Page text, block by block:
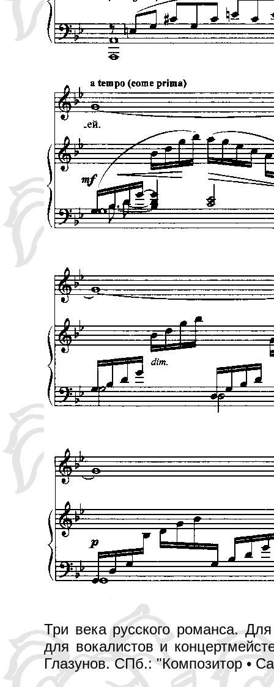
Три века русского романса.
для вокалистов и
Глазунов. СПб.: "Композитор •